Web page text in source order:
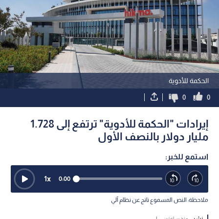
الحكمة للأدوية
0
0
إيرادات "الحكمة للأدوية" ترتفع إلى 1.728
مليار دولار بالنصف الأول
استمع للخبر:
0:00
1x
ملاحظة: النص المسموع ناتج عن نظام آلي